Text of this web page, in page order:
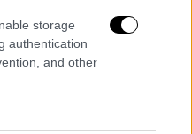
storage
authentication
and other